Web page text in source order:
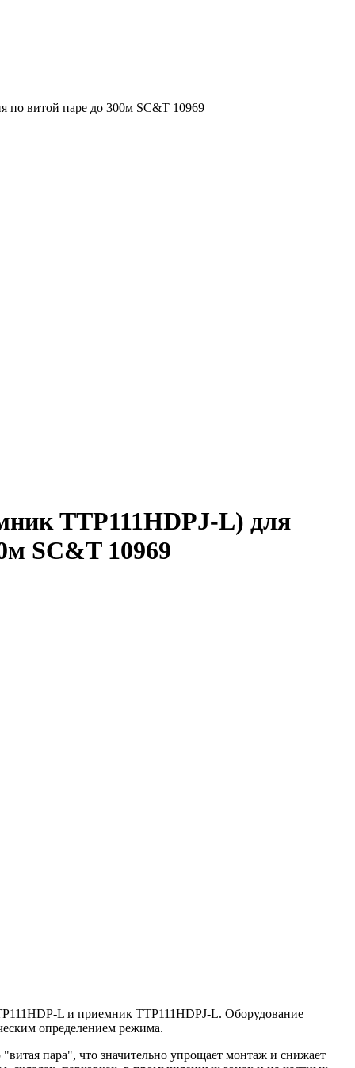
по витой паре до 300м SC&T 10969
TTP111HDPJ-L) для
SC&T 10969
L и приемник TTP111HDPJ-L. Оборудование
определением режима.
пара", что значительно упрощает монтаж и снижает